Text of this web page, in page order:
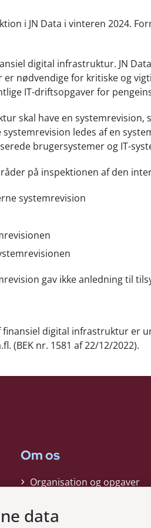
i JN Data i vinteren 2024.
digital infrastruktur. JN
nødvendige for kritiske og
IT-driftsopgaver for
skal have en systemrevision,
ledes af en
brugersystemer og IT-
på inspektionen af den
systemrevision
gav ikke anledning til
digital infrastruktur er
(BEK nr. 1581 af 22/12/2022).
Om os
Organisation og opgaver
Kontakt
data